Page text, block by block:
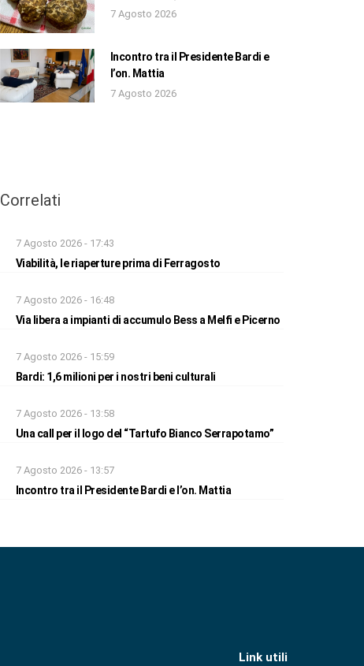
7 Agosto 2026
Incontro tra il Presidente Bardi e
l’on. Mattia
7 Agosto 2026
Correlati
7 Agosto 2026 - 17:43
Viabilità, le riaperture prima di Ferragosto
7 Agosto 2026 - 16:48
Via libera a impianti di accumulo Bess a Melfi e Picerno
7 Agosto 2026 - 15:59
Bardi: 1,6 milioni per i nostri beni culturali
7 Agosto 2026 - 13:58
Una call per il logo del “Tartufo Bianco Serrapotamo”
7 Agosto 2026 - 13:57
Incontro tra il Presidente Bardi e l’on. Mattia
Link utili